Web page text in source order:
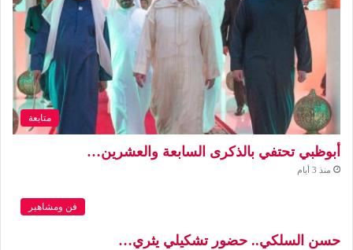
متابعة
أبوظبي تحتفي بالذكرى السابعة والعشرين…
منذ 3 أيام
فن ومشاهير
حسن السلكي.. حضور تشكيلي يثري…